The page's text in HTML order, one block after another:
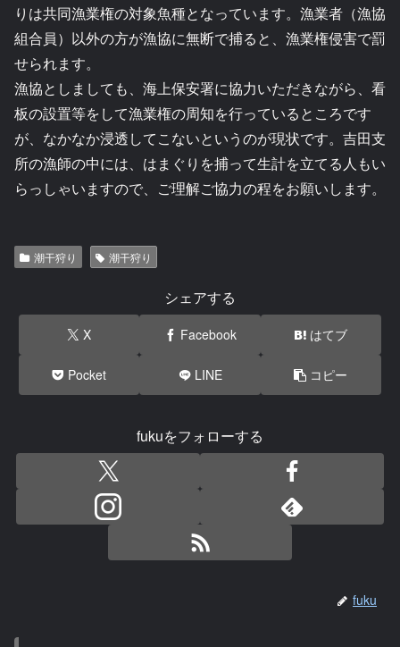
りは共同漁業権の対象魚種となっています。漁業者（漁協
組合員）以外の方が漁協に無断で捕ると、漁業権侵害で罰
せられます。
漁協としましても、海上保安署に協力いただきながら、看
板の設置等をして漁業権の周知を行っているところです
が、なかなか浸透してこないというのが現状です。吉田支
所の漁師の中には、はまぐりを捕って生計を立てる人もい
らっしゃいますので、ご理解ご協力の程をお願いします。
潮干狩り 潮干狩り
シェアする
X Facebook はてブ
Pocket LINE コピー
fukuをフォローする
fuku